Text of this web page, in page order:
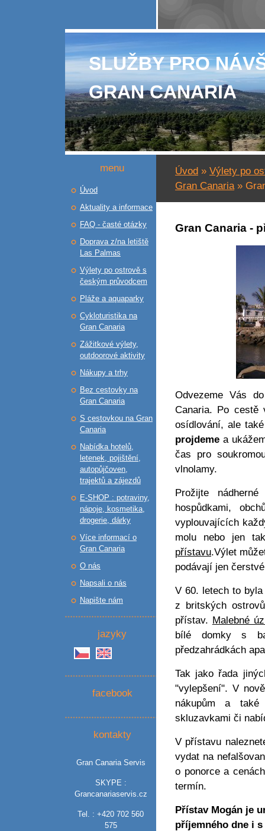
SLUŽBY PRO
GRAN CANARIA
menu
Úvod
Aktuality a informace
FAQ - časté otázky
Doprava z/na letiště
Las Palmas
Výlety po ostrově s
českým průvodcem
Pláže a aquaparky
Cykloturistika na
Gran Canaria
Zážitkové výlety,
outdoorové aktivity
Nákupy a trhy
Bez cestovky na
Gran Canaria
S cestovkou na Gran
Canaria
Nabídka hotelů,
letenek, pojištění,
autopůjčoven,
trajektů a zájezdů
E-SHOP : potraviny,
nápoje, kosmetika,
drogerie, dárky
Více informací o
Gran Canaria
O nás
Napsali o nás
Napište nám
jazyky
facebook
kontakty
Gran Canaria Servis
SKYPE :
Grancanariaservis.cz
Tel. : +420 702 560
575
Úvod » Výlety po
Gran Canaria»
Gran Canaria -
Odvezeme Vás
Canaria. Po cestě
osídlování, ale
projdeme a
čas pro
vlnolamy.
Prožijte
hospůdkami,
vyplouvajících
molu nebo jen
přístavu.Výlet
podávají jen
V 60. letech to
z britských
přístav. Malebné
bílé domky s
předzahrádkách
Tak jako řada
"vylepšení". V
nákupům a
skluzavkami či
V přístavu
vydat na
o ponorce a
termín.
Přístav Mogán je
příjemného dne i